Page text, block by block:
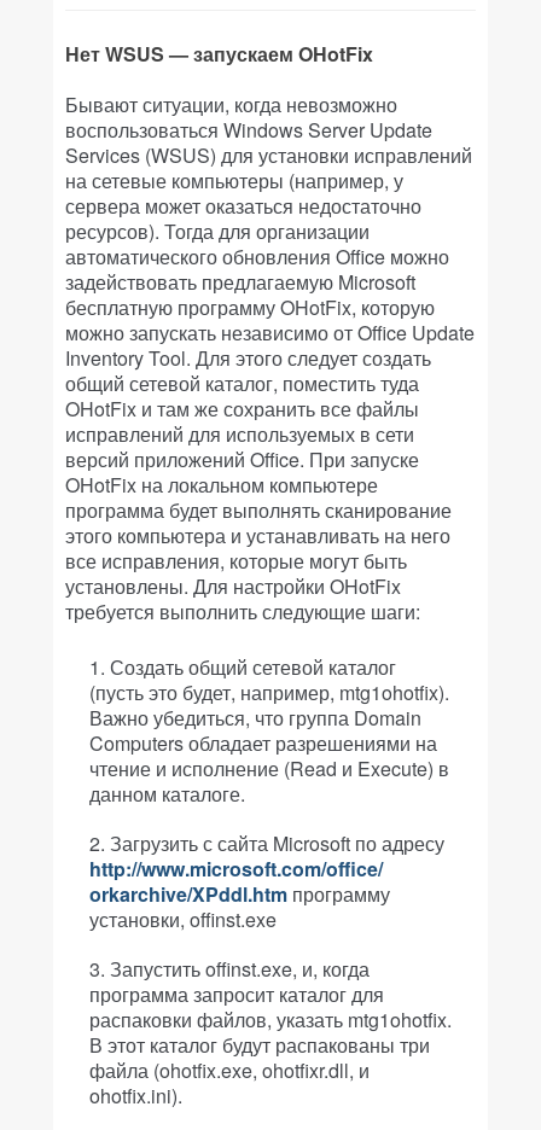
Нет WSUS — запускаем OHotFix
Бывают ситуации, когда невозможно
воспользоваться Windows Server Update
Services (WSUS) для установки исправлений
на сетевые компьютеры (например, у
сервера может оказаться недостаточно
ресурсов). Тогда для организации
автоматического обновления Office можно
задействовать предлагаемую Microsoft
бесплатную программу OHotFix, которую
можно запускать независимо от Office Update
Inventory Tool. Для этого следует создать
общий сетевой каталог, поместить туда
OHotFix и там же сохранить все файлы
исправлений для используемых в сети
версий приложений Office. При запуске
OHotFix на локальном компьютере
программа будет выполнять сканирование
этого компьютера и устанавливать на него
все исправления, которые могут быть
установлены. Для настройки OHotFix
требуется выполнить следующие шаги:
Создать общий сетевой каталог
(пусть это будет, например, mtg1ohotfix).
Важно убедиться, что группа Domain
Computers обладает разрешениями на
чтение и исполнение (Read и Execute) в
данном каталоге.
Загрузить с сайта Microsoft по адресу
http://www.microsoft.com/office/
orkarchive/XPddl.htm программу
установки, offinst.exe
Запустить offinst.exe, и, когда
программа запросит каталог для
распаковки файлов, указать mtg1ohotfix.
В этот каталог будут распакованы три
файла (ohotfix.exe, ohotfixr.dll, и
ohotfix.ini).